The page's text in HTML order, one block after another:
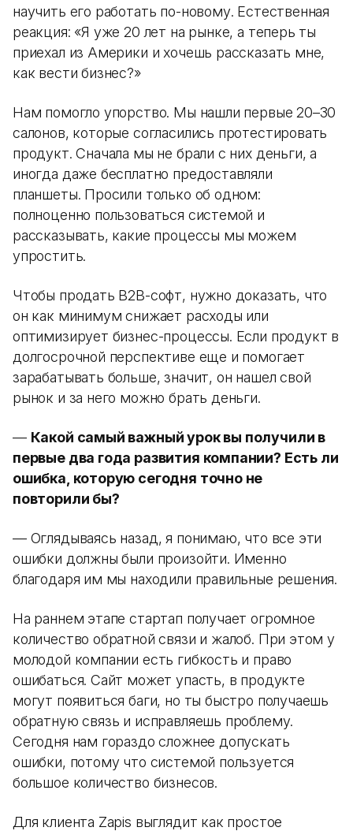
научить его работать по-новому. Естественная
реакция: «Я уже 20 лет на рынке, а теперь ты
приехал из Америки и хочешь рассказать мне,
как вести бизнес?»
Нам помогло упорство. Мы нашли первые 20–30
салонов, которые согласились протестировать
продукт. Сначала мы не брали с них деньги, а
иногда даже бесплатно предоставляли
планшеты. Просили только об одном:
полноценно пользоваться системой и
рассказывать, какие процессы мы можем
упростить.
Чтобы продать B2B-софт, нужно доказать, что
он как минимум снижает расходы или
оптимизирует бизнес-процессы. Если продукт в
долгосрочной перспективе еще и помогает
зарабатывать больше, значит, он нашел свой
рынок и за него можно брать деньги.
— Какой самый важный урок вы получили в
первые два года развития компании? Есть ли
ошибка, которую сегодня точно не
повторили бы?
— Оглядываясь назад, я понимаю, что все эти
ошибки должны были произойти. Именно
благодаря им мы находили правильные решения.
На раннем этапе стартап получает огромное
количество обратной связи и жалоб. При этом у
молодой компании есть гибкость и право
ошибаться. Сайт может упасть, в продукте
могут появиться баги, но ты быстро получаешь
обратную связь и исправляешь проблему.
Сегодня нам гораздо сложнее допускать
ошибки, потому что системой пользуется
большое количество бизнесов.
Для клиента Zapis выглядит как простое